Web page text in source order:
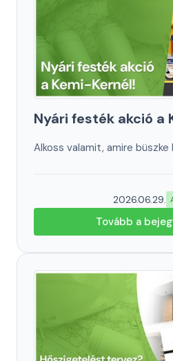
Nyári festék akció a
Alkoss valamit, amire büszke
2026.06.29.
Tovább a